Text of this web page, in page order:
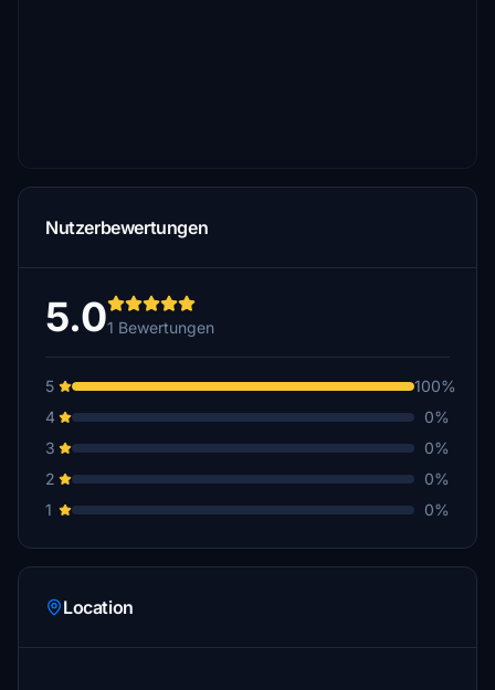
Nutzerbewertungen
5.01 Bewertungen
5
100%
4
0%
3
0%
2
0%
1
0%
Location